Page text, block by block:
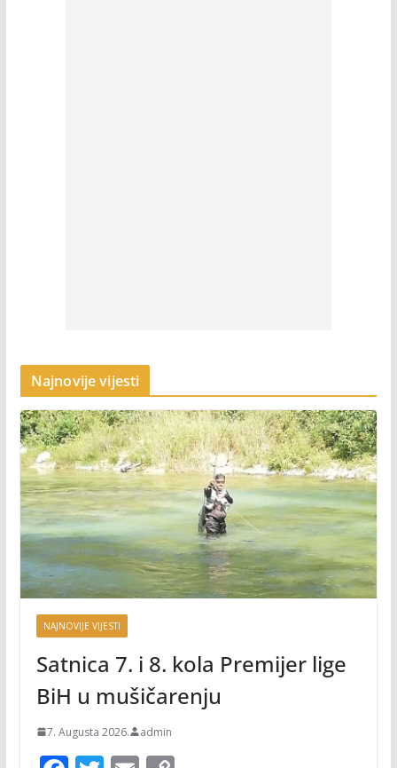
Najnovije vijesti
NAJNOVIJE VIJESTI
Satnica 7. i 8. kola Premijer lige
BiH u mušičarenju
7. Augusta 2026. admin